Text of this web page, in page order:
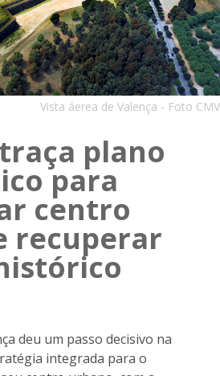
Vista áerea de Valença - Foto CMV
plano
para
centro
recuperar
deu um passo decisivo na
integrada para o